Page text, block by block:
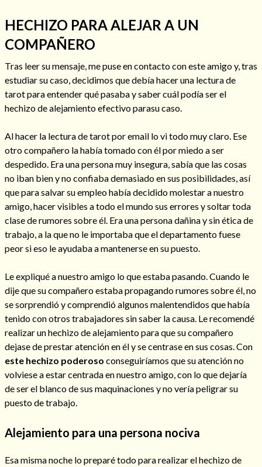
Endulzamiento
Tu consulta al tarot
HECHIZO PARA ALEJAR A UN
COMPAÑERO
Tras leer su mensaje, me puse en contacto con este amigo y, tras
estudiar su caso, decidimos que debía hacer una lectura de
tarot para entender qué pasaba y saber cuál podía ser el
hechizo de alejamiento efectivo parasu caso.
Al hacer la lectura de tarot por email lo vi todo muy claro. Ese
otro compañero la había tomado con él por miedo a ser
despedido. Era una persona muy insegura, sabía que las cosas
no iban bien y no confiaba demasiado en sus posibilidades, así
que para salvar su empleo había decidido molestar a nuestro
amigo, hacer visibles a todo el mundo sus errores y soltar toda
clase de rumores sobre él. Era una persona dañina y sin ética de
trabajo, a la que no le importaba que el departamento fuese
peor si eso le ayudaba a mantenerse en su puesto.
Le expliqué a nuestro amigo lo que estaba pasando. Cuando le
dije que su compañero estaba propagando rumores sobre él, no
se sorprendió y comprendió algunos malentendidos que había
tenido con otros trabajadores sin saber la causa. Le recomendé
realizar un hechizo de alejamiento para que su compañero
dejase de prestar atención en él y se centrase en sus cosas. Con
este hechizo poderoso conseguiríamos que su atención no
volviese a estar centrada en nuestro amigo, con lo que dejaría
de ser el blanco de sus maquinaciones y no vería peligrar su
puesto de trabajo.
Alejamiento para una persona nociva
Esa misma noche lo preparé todo para realizar el hechizo de